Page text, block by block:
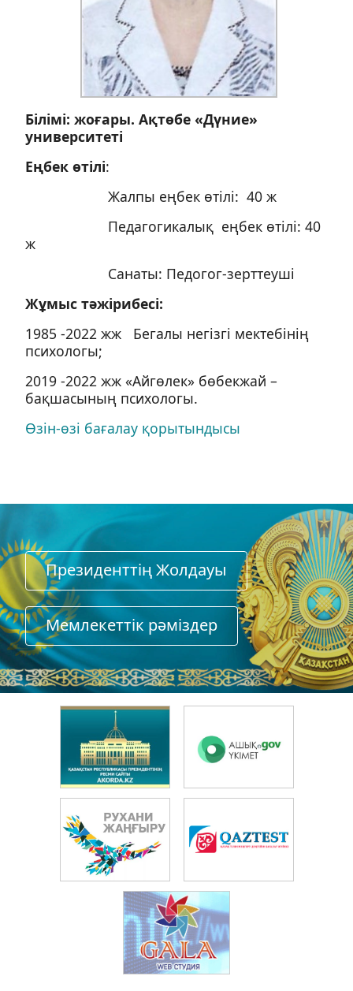
Білімі: жоғары. Ақтөбе «Дүние»
университеті
Еңбек өтілі:
Жалпы еңбек өтілі: 40 ж
Педагогикалық еңбек өтілі: 40
ж
Санаты: Педогог-зерттеуші
Жұмыс тәжірибесі:
1985 -2022 жж Бегалы негізгі мектебінің
психологы;
2019 -2022 жж «Айгөлек» бөбекжай –
бақшасының психологы.
Өзін-өзі бағалау қорытындысы
Президенттің Жолдауы
Мемлекеттiк рәмiздер